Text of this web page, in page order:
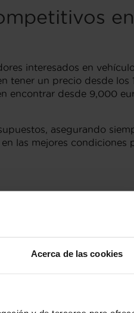
Acerca de las cookies
interesados en
tener un precio desde los
encontrar desde 9,000
asegurando
las mejores condiciones
diseño moderno,
rendimiento y eficiencia,
conductores. La